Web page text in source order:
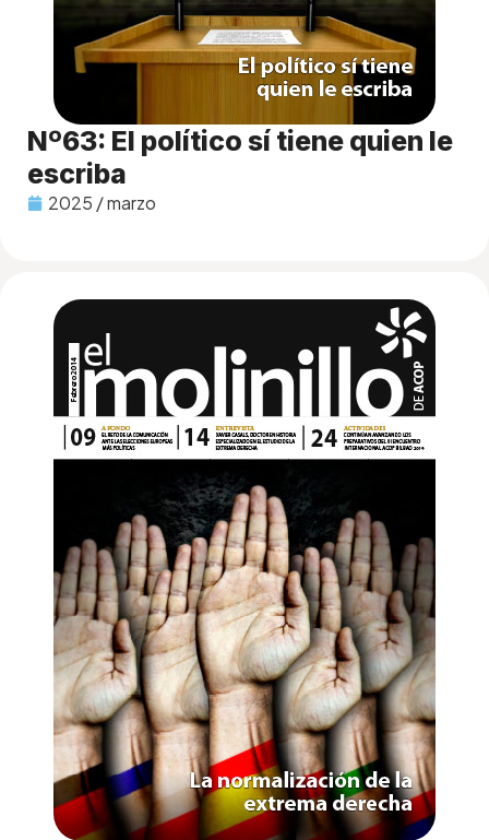
Nº63: El político sí tiene quien le
escriba
2025 / marzo